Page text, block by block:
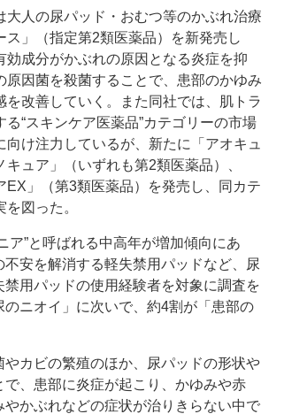
人の尿パッド・おむつ等のかぶれ治療
ス」（指定第2類医薬品）を新発売し
効成分がかぶれの原因となる炎症を抑
原因菌を殺菌することで、患部のかゆみ
を改善していく。また同社では、肌トラ
る“スキンケア医薬品”カテゴリーの市場
向け注力しているが、新たに「アオキュ
キュア」（いずれも第2類医薬品）、
EX」（第3類医薬品）を発売し、同カテ
図った。
”と呼ばれる中高年が増加傾向にあ
安を解消する軽失禁用パッドなど、尿
用パッドの使用経験者を対象に調査を
ニオイ」に次いで、約4割が「患部の
カビの繁殖のほか、尿パッドの形状や
、患部に炎症が起こり、かゆみや赤
かぶれなどの症状が治りきらない中で